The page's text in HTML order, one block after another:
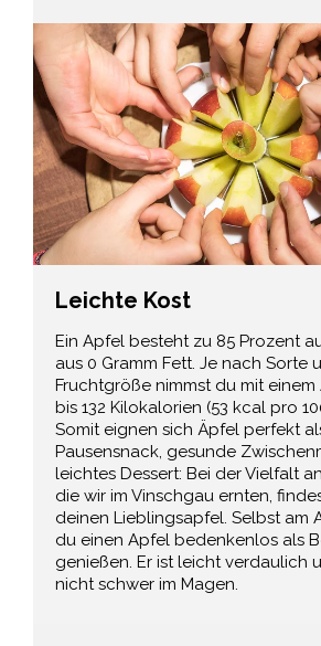
Leichte Kost
Ein Apfel besteht zu 85 Prozent
aus 0 Gramm Fett. Je nach Sorte
Fruchtgröße nimmst du mit einem
bis 132 Kilokalorien (53 kcal pro
Somit eignen sich Äpfel perfekt
Pausensnack, gesunde
leichtes Dessert: Bei der Vielfalt
die wir im Vinschgau ernten,
deinen Lieblingsapfel. Selbst am
du einen Apfel bedenkenlos als
genießen. Er ist leicht verdaulich
nicht schwer im Magen.